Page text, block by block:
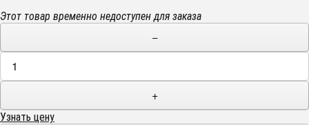
Этот товар временно недоступен для заказа
−
+
Узнать цену